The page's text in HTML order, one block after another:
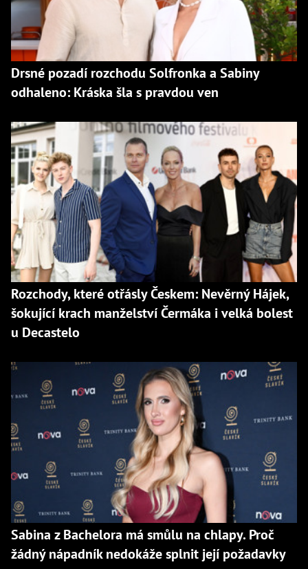
Drsné pozadí rozchodu Solfronka a Sabiny
odhaleno: Kráska šla s pravdou ven
Rozchody, které otřásly Českem: Nevěrný Hájek,
šokující krach manželství Čermáka i velká bolest
u Decastelo
Sabina z Bachelora má smůlu na chlapy. Proč
žádný nápadník nedokáže splnit její požadavky